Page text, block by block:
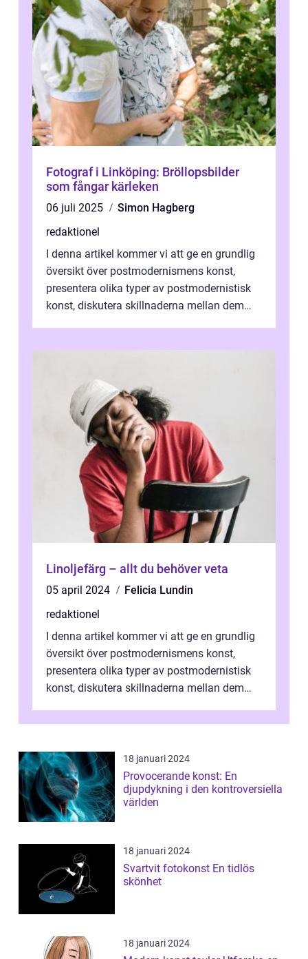
Fotograf i Linköping: Bröllopsbilder
som fångar kärleken
06 juli 2025
Simon Hagberg
redaktionel
I denna artikel kommer vi att ge en grundlig
översikt över postmodernismens konst,
presentera olika typer av postmodernistisk
konst, diskutera skillnaderna mellan dem
Linoljefärg – allt du behöver veta
05 april 2024
Felicia Lundin
redaktionel
I denna artikel kommer vi att ge en grundlig
översikt över postmodernismens konst,
presentera olika typer av postmodernistisk
konst, diskutera skillnaderna mellan dem
18 januari 2024
Provocerande konst: En
djupdykning i den kontroversiella
världen
18 januari 2024
Svartvit fotokonst En tidlös
skönhet
18 januari 2024